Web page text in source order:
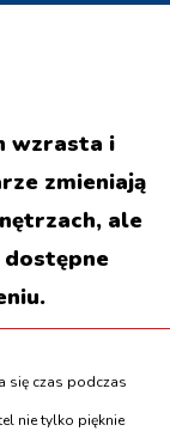
wzrasta i
zmieniają
ale
się czas podczas
nie tylko pięknie